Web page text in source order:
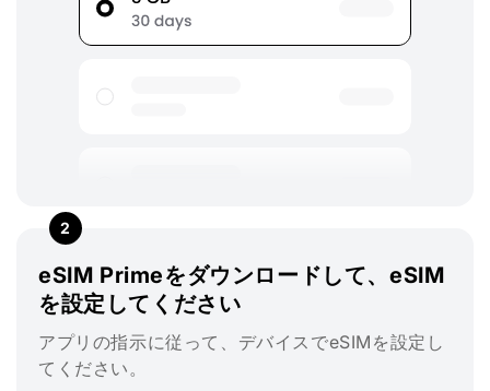
2
eSIM Primeをダウンロードして、eSIM
を設定してください
アプリの指示に従って、デバイスでeSIMを設定し
てください。